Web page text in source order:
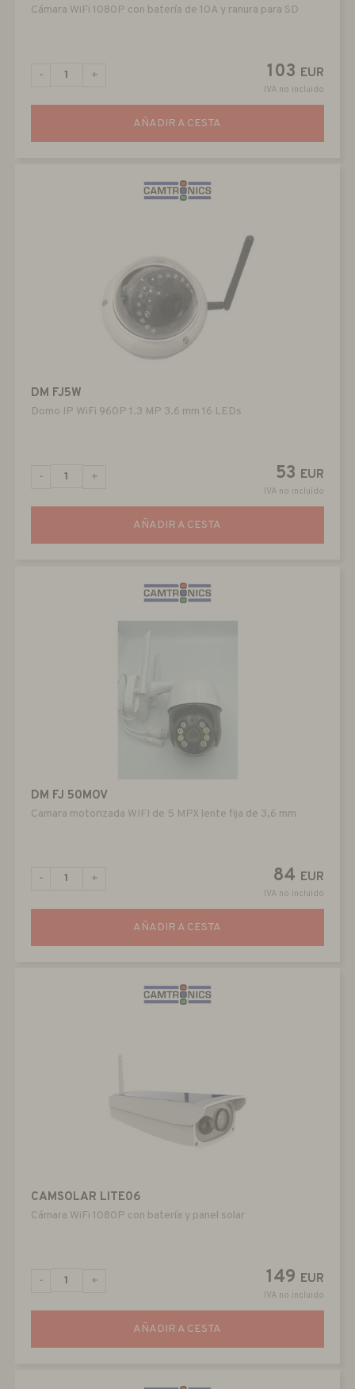
Cámara WiFi 1080P con batería de 10A y ranura para SD
103 EUR
IVA no incluido
- +
AÑADIR A CESTA
DM FJ5W
Domo IP WiFi 960P 1.3 MP 3.6 mm 16 LEDs
53 EUR
IVA no incluido
- +
AÑADIR A CESTA
DM FJ 50MOV
Camara motorizada WIFI de 5 MPX lente fija de 3,6 mm
84 EUR
IVA no incluido
- +
AÑADIR A CESTA
CAMSOLAR LITE06
Cámara WiFi 1080P con batería y panel solar
149 EUR
IVA no incluido
- +
AÑADIR A CESTA